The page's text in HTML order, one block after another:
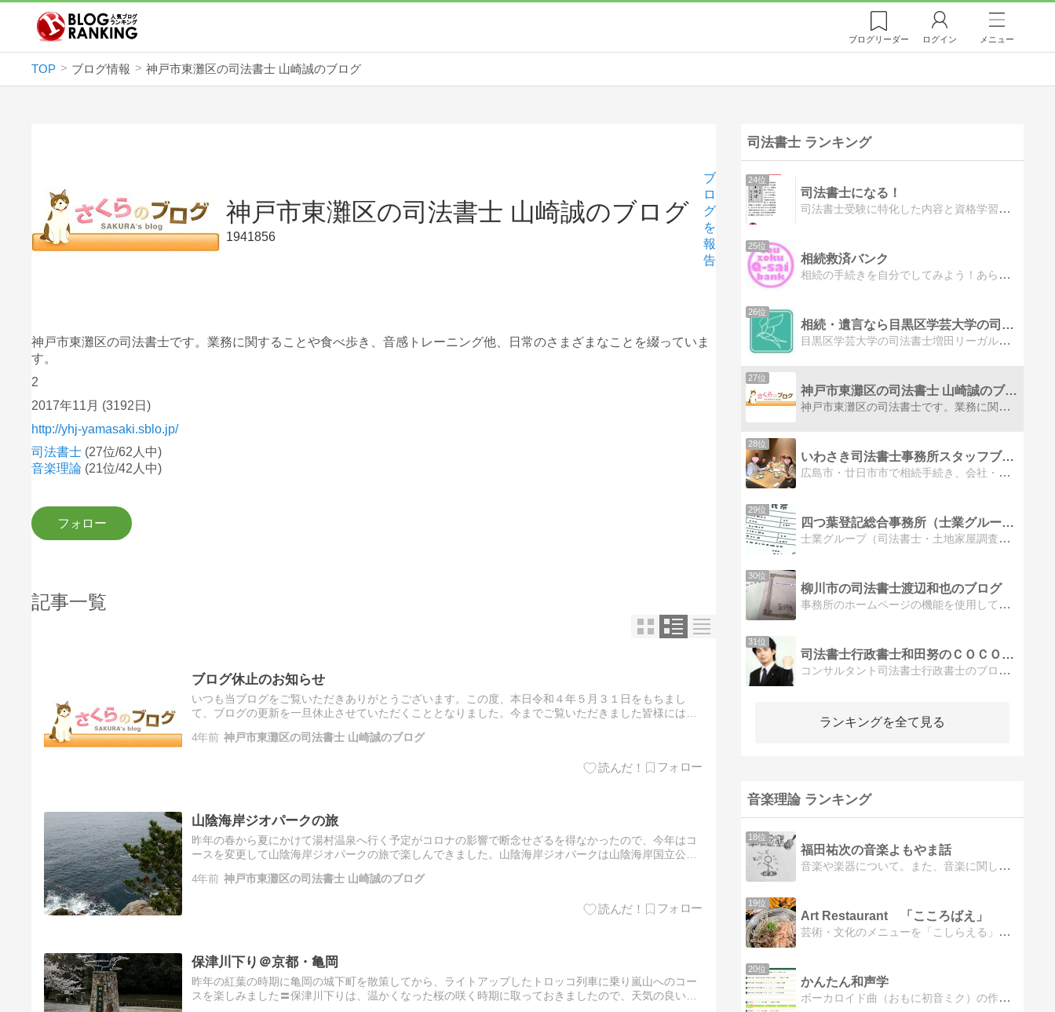
ブログリーダー ログイン メニュー
TOP ブログ情報 神戸市東灘区の司法書士 山崎誠のブログ
神戸市東灘区の司法書士 山崎誠のブログ
1941856
ブ
ロ
グ
を
報
告
神戸市東灘区の司法書士です。業務に関することや食べ歩き、音感トレーニング他、日常のさまざまなことを綴っていま
す。
2
2017年11月 (3192日)
http://yhj-yamasaki.sblo.jp/
司法書士 (27位/62人中)
音楽理論 (21位/42人中)
記事一覧
ブログ休止のお知らせ
いつも当ブログをご覧いただきありがとうございます。この度、本日令和４年５月３１日をもちまし
て、ブログの更新を一旦休止させていただくこととなりました。今までご覧いただきました皆様には、
目１…
4年前 神戸市東灘区の司法書士 山崎誠のブログ
山陰海岸ジオパークの旅
昨年の春から夏にかけて湯村温泉へ行く予定がコロナの影響で断念せざるを得なかったので、今年はコ
ースを変更して山陰海岸ジオパークの旅で楽しんできました。山陰海岸ジオパークは山陰海岸国立公園
渡…
4年前 神戸市東灘区の司法書士 山崎誠のブログ
保津川下り＠京都・亀岡
昨年の紅葉の時期に亀岡の城下町を散策してから、ライトアップしたトロッコ列車に乗り嵐山へのコー
スを楽しみました〓保津川下りは、温かくなった桜の咲く時期に取っておきましたので、天気の良い日
司法書士 ランキング
24位
司法書士になる！
司法書士受験に特化した内容と資格学習全般に通じる情報とを提供するサイトです
25位
相続救済バンク
相続の手続きを自分でしてみよう！あらゆる相続の手続きをご自身で行えるようにお手伝いさせて頂きます。
26位
相続・遺言なら目黒区学芸大学の司法書士増田リーガルオフィス
目黒区学芸大学の司法書士増田リーガルオフィスです。相続・遺言・贈与・売買・成年後見・不動産登記・会社設立・商業登記等お気軽にご相談下さい。…
27位
神戸市東灘区の司法書士 山崎誠のブログ
神戸市東灘区の司法書士です。業務に関することや食べ歩き、音感トレーニング他、日常のさまざまなことを綴っています。
28位
いわさき司法書士事務所スタッフブログ
広島市・廿日市市で相続手続き、会社・法人設立なら広島コイン通りのいわさき司法書士事務所にご相談ください。
29位
四つ葉登記総合事務所（士業グループ）
士業グループ（司法書士・土地家屋調査士・行政書士）ってどんな会社？どんな人が働いているの？blogを見て頂ければ分かると思います。
30位
柳川市の司法書士渡辺和也のブログ
事務所のホームページの機能を使用していますので、個人のブログのほか「事務所からのお知らせ」や「コラム」、「法令・制度等の案内」も投稿されます。
31位
司法書士行政書士和田努のＣＯＣＯだけブログ
コンサルタント司法書士行政書士のブログブライダル業界出身コンサルタント,司法書士,行政書士和田努が情報をお届け！
ランキングを全て見る
音楽理論 ランキング
18位
福田祐次の音楽よもやま話
音楽や楽器について。また、音楽に関して自分が感じた事、経験した事を綴っていこうかなと思ってます！
19位
Art Restaurant 「こころばえ」
芸術・文化のメニューを「こしらえる」食（ダイエット）・音楽・デザイン・ファッションなど「おいしい！」メニューを取り揃えています。
20位
かんたん和声学
ボーカロイド曲（おもに初音ミク）の作曲活動を行っています。和声学を簡単に解説します。